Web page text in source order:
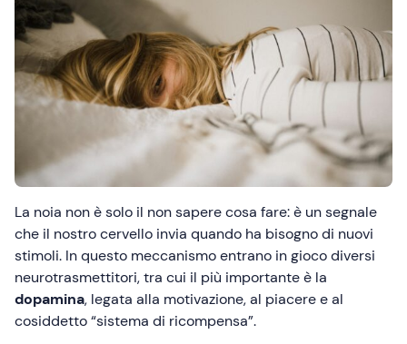
La noia non è solo il non sapere cosa fare: è un segnale
che il nostro cervello invia quando ha bisogno di nuovi
stimoli. In questo meccanismo entrano in gioco diversi
neurotrasmettitori, tra cui il più importante è la
dopamina, legata alla motivazione, al piacere e al
cosiddetto “sistema di ricompensa”.